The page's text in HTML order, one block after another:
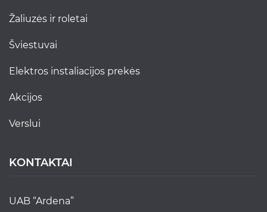
žaliuzės ir roletai
šviestuvai
elektros instaliacijos prekės
akcijos
verslui
KONTAKTAI
UAB “Ardena”